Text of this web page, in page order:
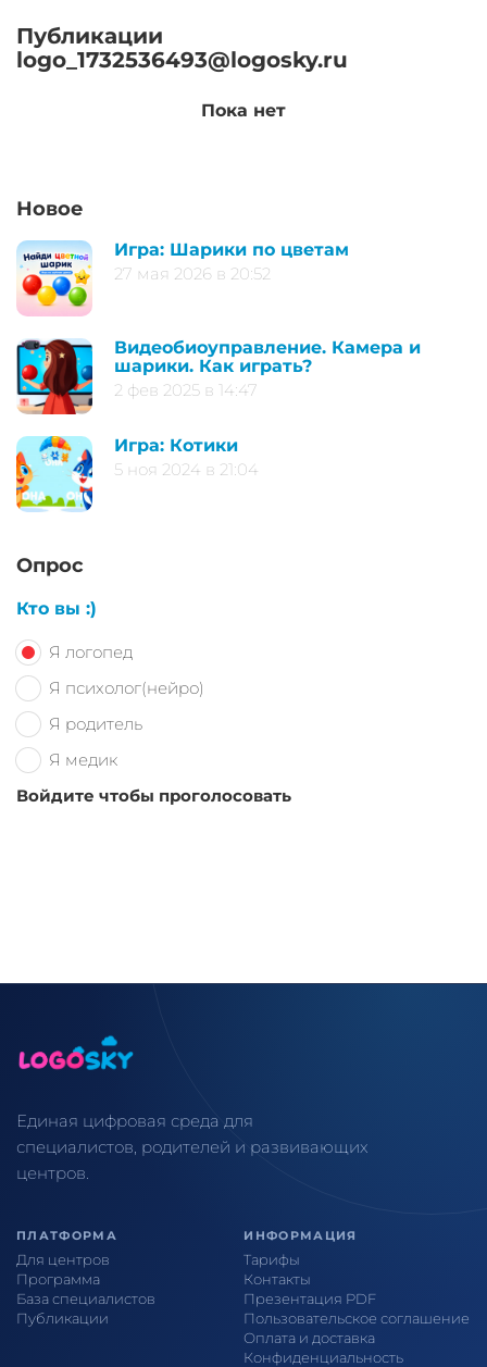
Публикации
logo_1732536493@logosky.ru
Пока нет
Новое
Игра: Шарики по цветам
27 мая 2026 в 20:52
Видеобиоуправление. Камера и
шарики. Как играть?
2 фев 2025 в 14:47
Игра: Котики
5 ноя 2024 в 21:04
Опрос
Кто вы :)
Я логопед
Я психолог(нейро)
Я родитель
Я медик
Войдите чтобы проголосовать
Единая цифровая среда для
специалистов, родителей и развивающих
центров.
ПЛАТФОРМА
Для центров
Программа
База специалистов
Публикации
ИНФОРМАЦИЯ
Тарифы
Контакты
Презентация PDF
Пользовательское соглашение
Оплата и доставка
Конфиденциальность